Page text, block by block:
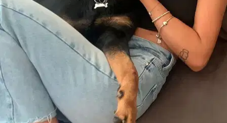
Ha una casa (esclude appartamenti)
Giardino recintato
Non possiede cani
Non possiede gatti
Un solo cliente alla volta
Non ha bambini
Pensione per animali a Roma
Sfoglia i pet sitter a Roma, confronta e trova la soluzione giusta per
il tuo animale.
24+ sitter verificati
4,9